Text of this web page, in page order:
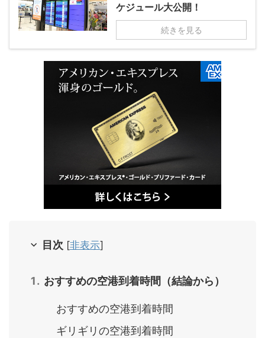
ケジュール大公開！
続きを見る
目次 [非表示]
おすすめの空港到着時間（結論から）
おすすめの空港到着時間
ギリギリの空港到着時間